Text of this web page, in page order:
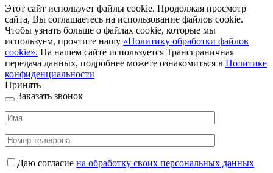
Этот сайт использует файлы cookie. Продолжая просмотр
сайта, Вы соглашаетесь на использование файлов cookie.
Чтобы узнать больше о файлах cookie, которые мы
используем, прочтите нашу «Политику обработки файлов
cookie». На нашем сайте используется Трансграничная
передача данных, подробнее можете ознакомиться в Политике
конфиденциальности
Принять
Заказать звонок
Даю согласие на обработку своих персональных данных